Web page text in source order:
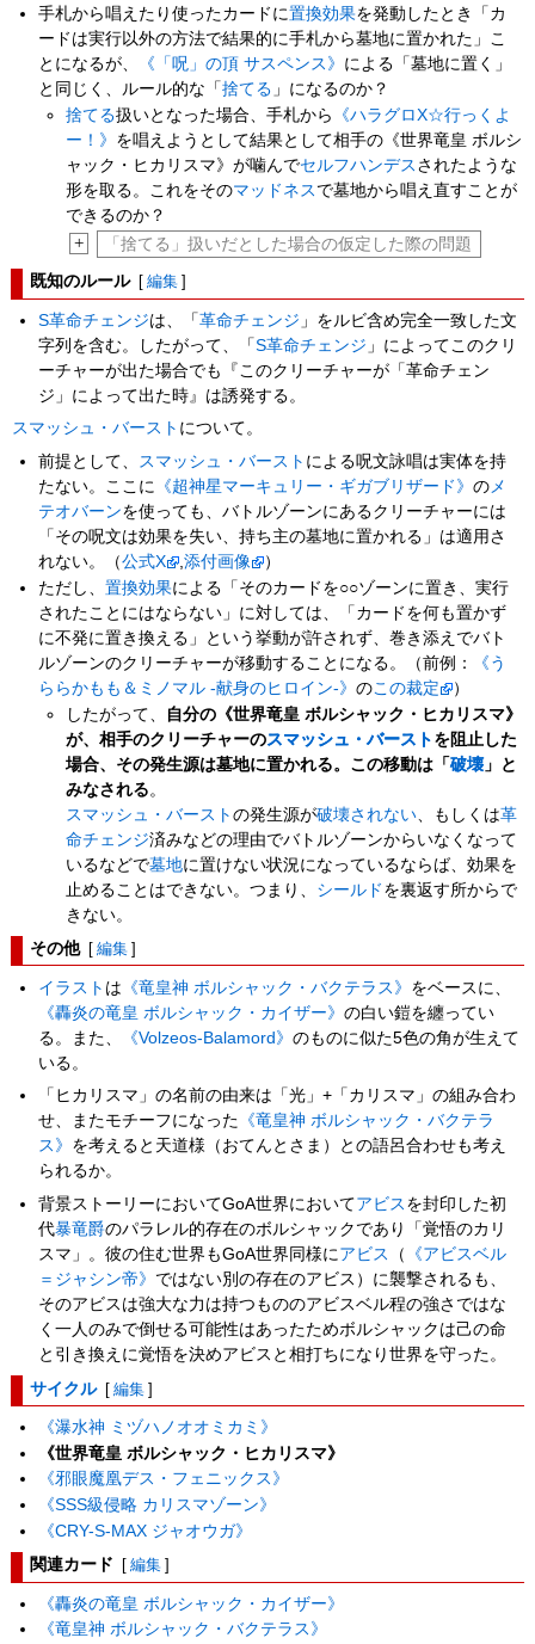
手札から唱えたり使ったカードに置換効果を発動したとき「カ
ードは実行以外の方法で結果的に手札から墓地に置かれた」こ
とになるが、
《「呪」の頂 サスペンス》 による「墓地に置く」
と同じく、ルール的な「捨てる 」になるのか？
捨てる扱いとなった場合、手札から
《ハラグロX☆行っくよ
ー！》 を唱えようとして結果として相手の《世界竜皇 ボルシ
ャック・ヒカリスマ》が噛んでセルフハンデス されたような
形を取る。これをそのマッドネス で墓地から唱え直すことが
できるのか？
+ 「捨てる」扱いだとした場合の仮定した際の問題
既知のルール [ 編集 ]
S革命チェンジは、「革命チェンジ 」をルビ含め完全一致した文
字列を含む。したがって、「S革命チェンジ 」によってこのクリ
ーチャーが出た場合でも『このクリーチャーが「革命チェン
ジ」によって出た時』は誘発する。
スマッシュ・バースト について。
前提として、 スマッシュ・バースト による呪文詠唱は実体を持
たない。ここに 《超神星マーキュリー・ギガブリザード》のメ
テオバーンを使っても、バトルゾーンにあるクリーチャーには
「その呪文は効果を失い、持ち主の墓地に置かれる」は適用さ
れない。（公式X ,添付画像
）
ただし、置換効果による「そのカードを○○ゾーンに置き、実行
されたことにはならない」に対しては、「カードを何も置かず
に不発に置き換える」という挙動が許されず、巻き添えでバト
ルゾーンのクリーチャーが移動することになる。（前例：
《う
ららかもも＆ミノマル -献身のヒロイン-》のこの裁定
）
したがって、
自分の《世界竜皇 ボルシャック・ヒカリスマ》
が、相手のクリーチャーのスマッシュ・バースト を阻止した
場合、その発生源は墓地に置かれる。この移動は「破壊」と
みなされる 。
スマッシュ・バーストの発生源が破壊されない 、もしくは革
命チェンジ済みなどの理由でバトルゾーンからいなくなって
いるなどで墓地に置けない状況になっているならば、効果を
止めることはできない。つまり、 シールド を裏返す所からで
きない。
その他 [ 編集 ]
イラスト は 《竜皇神 ボルシャック・バクテラス》 をベースに、
《轟炎の竜皇 ボルシャック・カイザー》の白い鎧を纏ってい
る。また、
《Volzeos-Balamord》のものに似た5色の角が生えて
いる。
「ヒカリスマ」の名前の由来は「光」+「カリスマ」の組み合わ
せ、またモチーフになった 《竜皇神 ボルシャック・バクテラ
ス》 を考えると天道様（おてんとさま）との語呂合わせも考え
られるか。
背景ストーリーにおいてGoA世界においてアビス を封印した初
代暴竜爵のパラレル的存在のボルシャックであり「覚悟のカリ
スマ」。彼の住む世界もGoA世界同様にアビス （
《アビスベル
＝ジャシン帝》 ではない別の存在のアビス）に襲撃されるも、
そのアビスは強大な力は持つもののアビスベル程の強さではな
く一人のみで倒せる可能性はあったためボルシャックは己の命
と引き換えに覚悟を決めアビスと相打ちになり世界を守った。
サイクル [ 編集 ]
《瀑水神 ミヅハノオオミカミ》
《世界竜皇 ボルシャック・ヒカリスマ》
《邪眼魔凰デス・フェニックス》
《SSS級侵略 カリスマゾーン》
《CRY-S-MAX ジャオウガ》
関連カード [ 編集 ]
《轟炎の竜皇 ボルシャック・カイザー》
《竜皇神 ボルシャック・バクテラス》